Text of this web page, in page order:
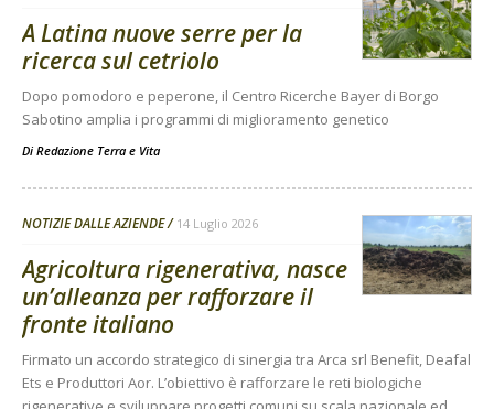
A Latina nuove serre per la
ricerca sul cetriolo
Dopo pomodoro e peperone, il Centro Ricerche Bayer di Borgo
Sabotino amplia i programmi di miglioramento genetico
Di Redazione Terra e Vita
NOTIZIE DALLE AZIENDE 14 Luglio 2026
Agricoltura rigenerativa, nasce
un’alleanza per rafforzare il
fronte italiano
Firmato un accordo strategico di sinergia tra Arca srl Benefit, Deafal
Ets e Produttori Aor. L’obiettivo è rafforzare le reti biologiche